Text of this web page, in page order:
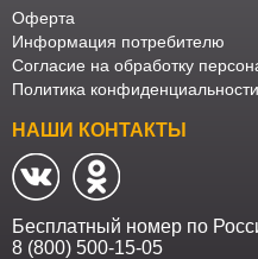
Оферта
Информация потребителю
Согласие на обработку
Политика конфиденциальности
НАШИ КОНТАКТЫ
Бесплатный номер по
8 (800) 500-15-05